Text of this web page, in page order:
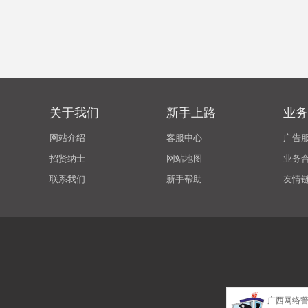
关于我们
网站介绍
招贤纳士
联系我们
新手上路
客服中心
网站地图
新手帮助
业
广告
业务
友情
广西网络警